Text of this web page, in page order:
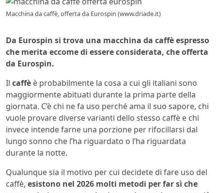
Macchina da caffè, offerta da Eurospin (www.driade.it)
Da Eurospin si trova una macchina da caffè espresso
che merita eccome di essere considerata, che offerta
da Eurospin.
Il caffè è probabilmente la cosa a cui gli italiani sono
maggiormente abituati durante la prima parte della
giornata. C’è chi ne fa uso perché ama il suo sapore, chi
vuole provare diverse varianti dello stesso caffè e chi
invece intende farne una porzione per rifocillarsi dal
lungo sonno che l’ha riguardato o l’ha riguardata
durante la notte.
Qualunque sia il motivo per cui decidete di fare uso del
caffè, esistono nel 2026 molti metodi per far sì che